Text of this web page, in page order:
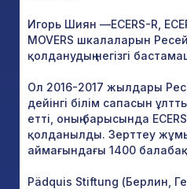
Игорь Шиян —ECERS-R,
MOVERS шкалаларын
қолданудың негізгі
Ол 2016-2017 жылдары
дейінгі білім сапасын
етті, оның барысында
қолданылды. Зерттеу
аймағындағы 1400
Pädquis Stiftung (Берлин,